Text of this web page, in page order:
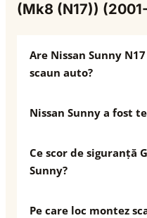
(Mk8 (N17))
Are Nissan Sunny
scaun auto?
Nissan Sunny a fost
Ce scor de siguranță
Sunny?
Pe care loc montez